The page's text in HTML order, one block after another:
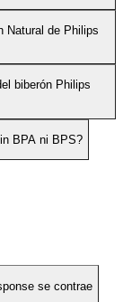
Natural de Philips
biberón Philips
BPA ni BPS?
se contrae